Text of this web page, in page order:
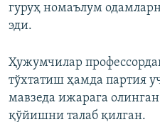
720p
гуруҳ номаълум
эди.
Ҳужумчилар
тўхтатиш ҳамда партия
мавзеда ижарага
қўйишни талаб қилган.